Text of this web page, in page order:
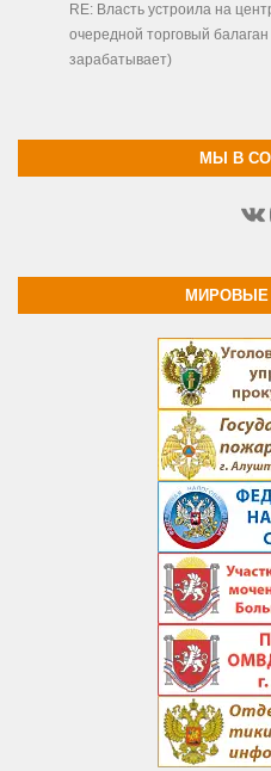
RE: Власть устроила на
очередной торговый
зарабатывает)
МЫ В
МИРОВЫЕ